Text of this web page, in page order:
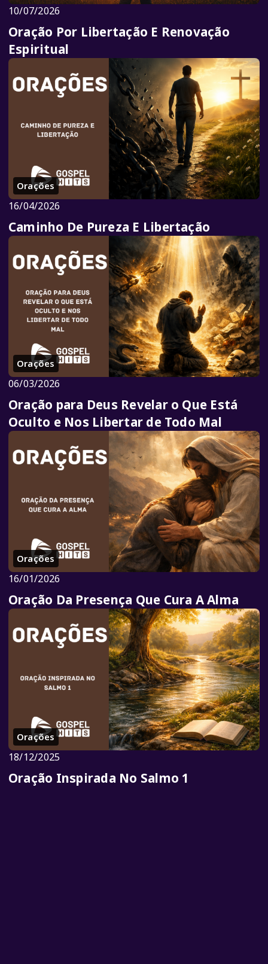
10/07/2026
Oração Por Libertação E Renovação
Espiritual
Orações
16/04/2026
Caminho De Pureza E Libertação
Orações
06/03/2026
Oração para Deus Revelar o Que Está
Oculto e Nos Libertar de Todo Mal
Orações
16/01/2026
Oração Da Presença Que Cura A Alma
Orações
18/12/2025
Oração Inspirada No Salmo 1